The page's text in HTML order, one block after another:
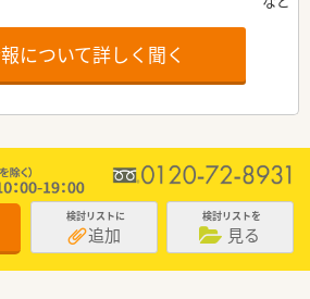
について詳しく聞く
検討リストに
追加
検討リストを
見る